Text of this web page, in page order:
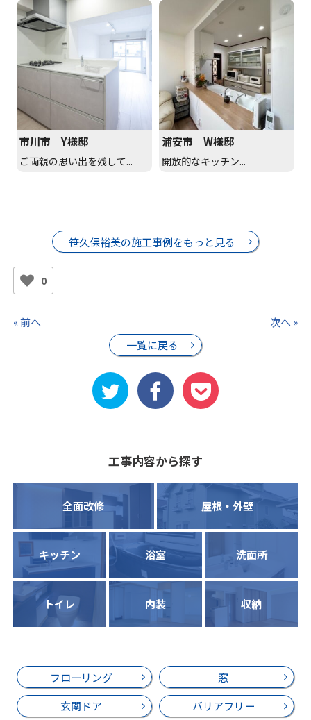
市川市 Y様邸
ご両親の思い出を残して...
浦安市 W様邸
開放的なキッチン...
笹久保裕美の施工事例をもっと見る
0
« 前へ
一覧に戻る
次へ »
工事内容から探す
全面改修 屋根・外壁
キッチン 浴室 洗面所
トイレ 内装 収納
フローリング
窓
玄関ドア
バリアフリー